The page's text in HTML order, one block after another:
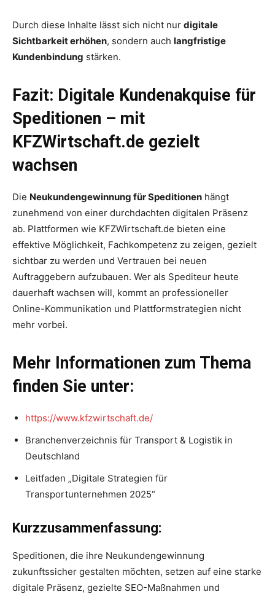
Durch diese Inhalte lässt sich nicht nur digitale
Sichtbarkeit erhöhen, sondern auch langfristige
Kundenbindung stärken.
Fazit: Digitale Kundenakquise für
Speditionen – mit
KFZWirtschaft.de gezielt
wachsen
Die Neukundengewinnung für Speditionen hängt
zunehmend von einer durchdachten digitalen Präsenz
ab. Plattformen wie KFZWirtschaft.de bieten eine
effektive Möglichkeit, Fachkompetenz zu zeigen, gezielt
sichtbar zu werden und Vertrauen bei neuen
Auftraggebern aufzubauen. Wer als Spediteur heute
dauerhaft wachsen will, kommt an professioneller
Online-Kommunikation und Plattformstrategien nicht
mehr vorbei.
Mehr Informationen zum Thema
finden Sie unter:
https://www.kfzwirtschaft.de/
Branchenverzeichnis für Transport & Logistik in
Deutschland
Leitfaden „Digitale Strategien für
Transportunternehmen 2025“
Kurzzusammenfassung:
Speditionen, die ihre Neukundengewinnung
zukunftssicher gestalten möchten, setzen auf eine starke
digitale Präsenz, gezielte SEO-Maßnahmen und